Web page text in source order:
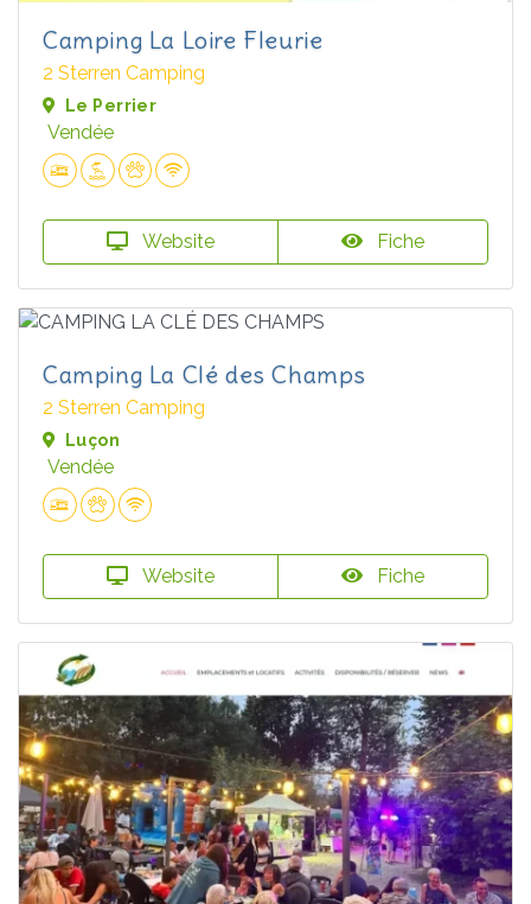
Camping La Loire Fleurie
2 Sterren Camping
Le Perrier
Vendée
Website Fiche
Camping La Clé des Champs
2 Sterren Camping
Luçon
Vendée
Website Fiche